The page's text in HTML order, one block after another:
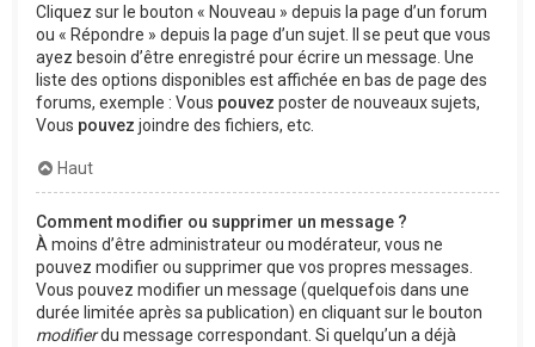
Cliquez sur le bouton « Nouveau » depuis la page d’un forum
ou « Répondre » depuis la page d’un sujet. Il se peut que vous
ayez besoin d’être enregistré pour écrire un message. Une
liste des options disponibles est affichée en bas de page des
forums, exemple : Vous pouvez poster de nouveaux sujets,
Vous pouvez joindre des fichiers, etc.
Haut
Comment modifier ou supprimer un message ?
À moins d’être administrateur ou modérateur, vous ne
pouvez modifier ou supprimer que vos propres messages.
Vous pouvez modifier un message (quelquefois dans une
durée limitée après sa publication) en cliquant sur le bouton
modifierdu message correspondant. Si quelqu’un a déjà